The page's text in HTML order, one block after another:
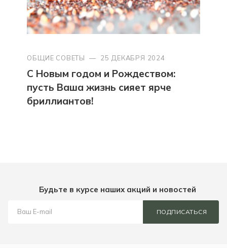
ОБЩИЕ СОВЕТЫ — 25 ДЕКАБРЯ 2024
С Новым годом и Рождеством:
пусть Ваша жизнь сияет ярче
бриллиантов!
Будьте в курсе наших акций и новостей
ПОДПИСАТЬСЯ